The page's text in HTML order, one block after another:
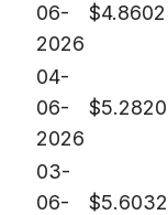
06-
2026
$4.8602
04-
06-
2026
$5.2820
03-
06-
$5.6032